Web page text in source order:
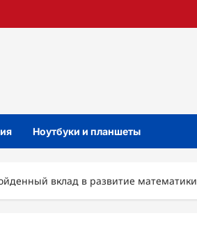
Ноутбуки и планшеты
вклад в развитие математики